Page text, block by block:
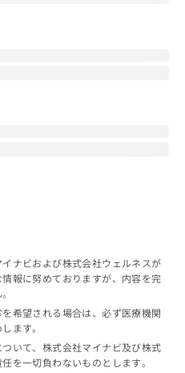
ナビおよび株式会社ウェルネスが
報に努めておりますが、内容を完
希望される場合は、必ず医療機関
ます。
いて、株式会社マイナビ及び株式
を一切負わないものとします。